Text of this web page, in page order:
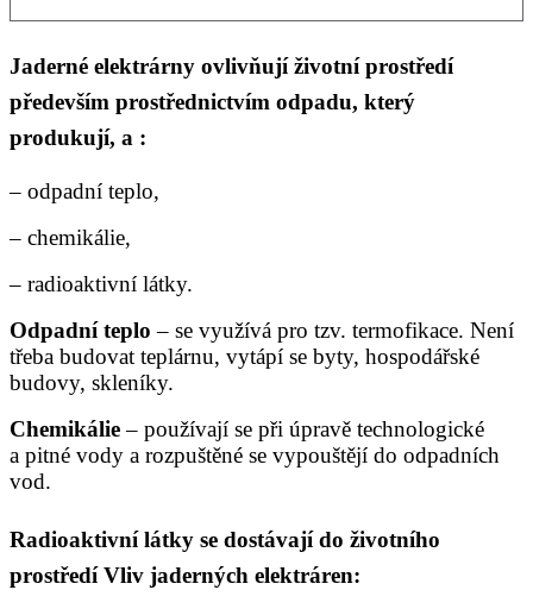
Jaderné elektrárny ovlivňují životní prostředí
především prostřednictvím odpadu, který
produkují, a :
– odpadní teplo,
– chemikálie,
– radioaktivní látky.
Odpadní teplo – se využívá pro tzv. termofikace. Není
třeba budovat teplárnu, vytápí se byty, hospodářské
budovy, skleníky.
Chemikálie– používají se při úpravě technologické
a pitné vody a rozpuštěné se vypouštějí do odpadních
vod.
Radioaktivní látky se dostávají do životního
prostředí Vliv jaderných elektráren: